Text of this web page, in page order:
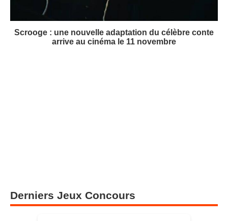
Scrooge : une nouvelle adaptation du célèbre conte
arrive au cinéma le 11 novembre
Derniers Jeux Concours